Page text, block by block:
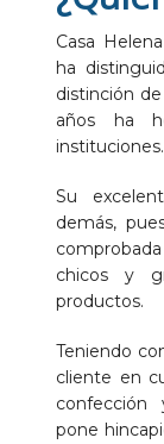
Casa
ha
distinción
años ha
instituciones.
Su
demás,
chicos y
productos.
Teniendo
cliente en
confección
pone